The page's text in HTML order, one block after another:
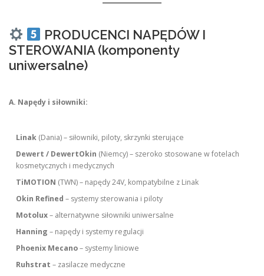
PRODUCENCI NAPĘDÓW I
STEROWANIA (komponenty
uniwersalne)
A. Napędy i siłowniki:
Linak (Dania) – siłowniki, piloty, skrzynki sterujące
Dewert / DewertOkin (Niemcy) – szeroko stosowane w fotelach
kosmetycznych i medycznych
TiMOTION (TWN) – napędy 24V, kompatybilne z Linak
Okin Refined – systemy sterowania i piloty
Motolux– alternatywne siłowniki uniwersalne
Hanning – napędy i systemy regulacji
Phoenix Mecano– systemy liniowe
Ruhstrat – zasilacze medyczne